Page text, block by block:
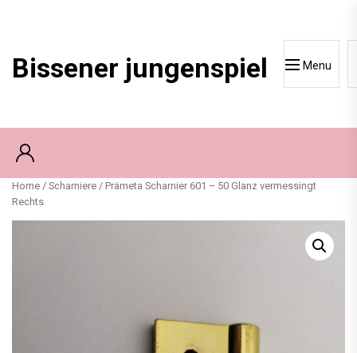
Bissener jungenspiel Menu
Home / Scharniere / Prämeta Scharnier 601 – 50 Glanz vermessingt
Rechts